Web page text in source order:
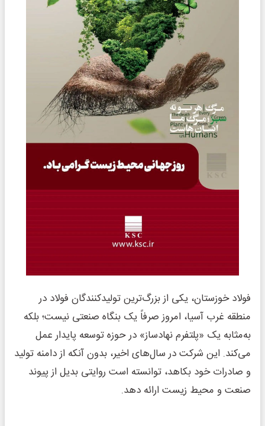
فولاد خوزستان، یکی از بزرگ‌ترین تولیدکنندگان فولاد در
منطقه غرب آسیا، امروز صرفاً یک بنگاه صنعتی نیست؛ بلکه
به‌مثابه یک «پلتفرم نهادساز» در حوزه توسعه پایدار عمل
می‌کند. این شرکت در سال‌های اخیر، بدون آنکه از دامنه تولید
و صادرات خود بکاهد، توانسته است روایتی بدیل از پیوند
صنعت و محیط زیست ارائه دهد.